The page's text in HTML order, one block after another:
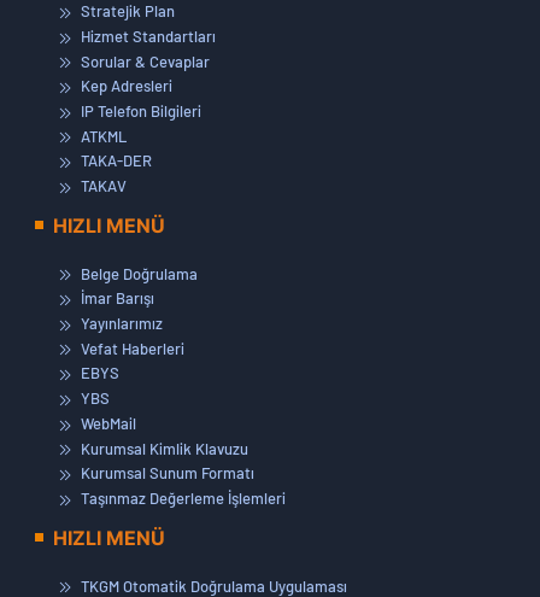
Stratejik Plan
Hizmet Standartları
Sorular & Cevaplar
Kep Adresleri
IP Telefon Bilgileri
ATKML
TAKA-DER
TAKAV
HIZLI MENÜ
Belge Doğrulama
İmar Barışı
Yayınlarımız
Vefat Haberleri
EBYS
YBS
WebMail
Kurumsal Kimlik Klavuzu
Kurumsal Sunum Formatı
Taşınmaz Değerleme İşlemleri
HIZLI MENÜ
TKGM Otomatik Doğrulama Uygulaması